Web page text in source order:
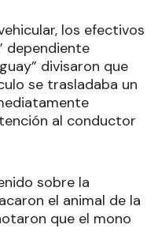
los efectivos
dependiente
divisaron que
se trasladaba un
al conductor
sobre la
el animal de la
que el mono